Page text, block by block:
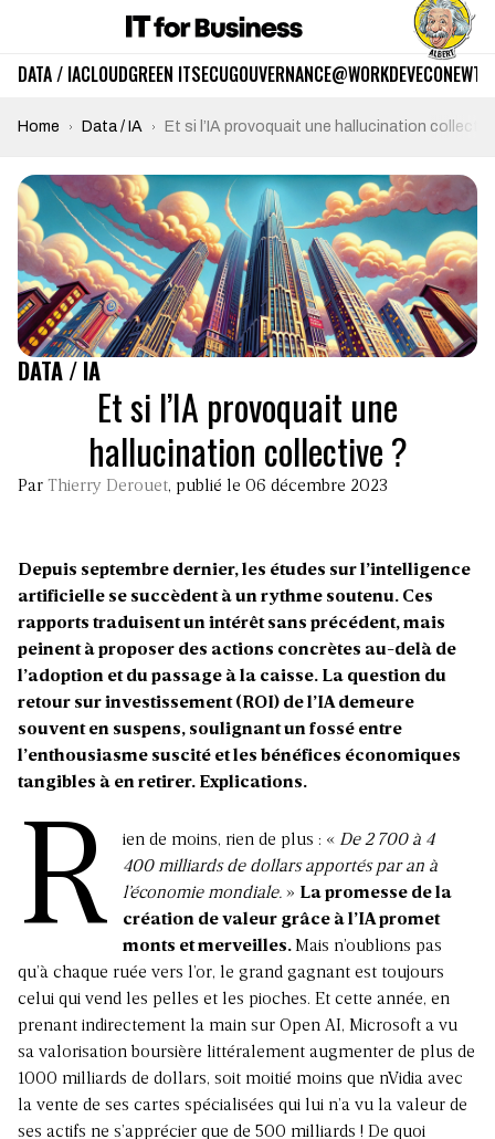
DATA / IACLOUDGREEN ITSECUGOUVERNANCE@WORKDEVECO
Home Data / IA Et si l’IA provoquait une hallucination
DATA / IA
Et si l’IA provoquait une
hallucination collective ?
Par Thierry Derouet, publié le 06 décembre 2023
Depuis septembre dernier, les études sur l’intelligence
artificielle se succèdent à un rythme soutenu. Ces
rapports traduisent un intérêt sans précédent, mais
peinent à proposer des actions concrètes au-delà de
l’adoption et du passage à la caisse. La question du
retour sur investissement (ROI) de l’IA demeure
souvent en suspens, soulignant un fossé entre
l’enthousiasme suscité et les bénéfices économiques
tangibles à en retirer. Explications.
R ien de moins, rien de plus : « De 2 700 à 4
400 milliards de dollars apportés par an à
l’économie mondiale. » La promesse de la
création de valeur grâce à l’IA promet
monts et merveilles.Mais n’oublions pas
qu’à chaque ruée vers l’or, le grand gagnant est toujours
celui qui vend les pelles et les pioches. Et cette année, en
prenant indirectement la main sur Open AI, Microsoft a vu
sa valorisation boursière littéralement augmenter de plus de
1000 milliards de dollars, soit moitié moins que nVidia avec
la vente de ses cartes spécialisées qui lui n’a vu la valeur de
ses actifs ne s’apprécier que de 500 milliards ! De quoi